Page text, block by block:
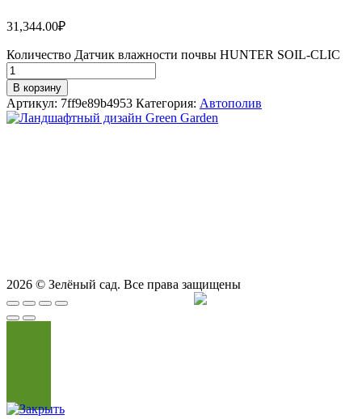
31,344.00₽
Количество Датчик влажности почвы HUNTER SOIL-CLIC
В корзину
Артикул: 7ff9e89b4953 Категория: Автополив
2026 © Зелёный сад. Все права защищены